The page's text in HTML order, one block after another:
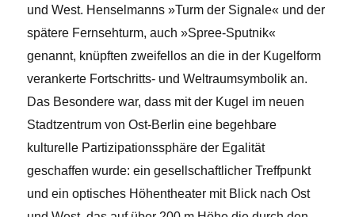
und West. Henselmanns »Turm der Signale« und der
spätere Fernsehturm, auch »Spree-Sputnik«
genannt, knüpften zweifellos an die in der Kugelform
verankerte Fortschritts- und Weltraumsymbolik an.
Das Besondere war, dass mit der Kugel im neuen
Stadtzentrum von Ost-Berlin eine begehbare
kulturelle Partizipationssphäre der Egalität
geschaffen wurde: ein gesellschaftlicher Treffpunkt
und ein optisches Höhentheater mit Blick nach Ost